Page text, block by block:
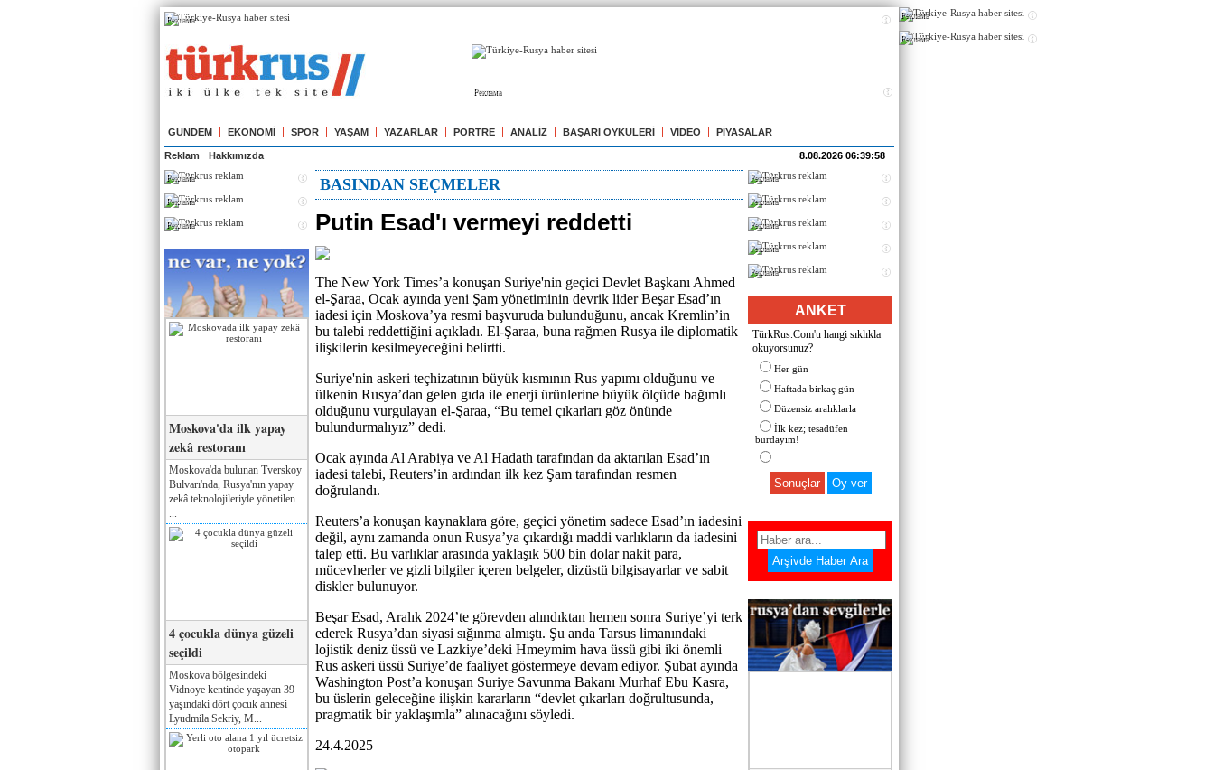
Реклама
Реклама
GÜNDEM EKONOMİ SPOR YAŞAM YAZARLAR PORTRE ANALİZ BAŞARI ÖYKÜLERİ VİDEO PİYASALAR
Reklam Hakkımızda 8.08.2026 06:39:58
Реклама
Реклама
Реклама
Moskova'da ilk yapay
zekâ restoranı
Moskova'da bulunan Tverskoy
Bulvarı'nda, Rusya'nın yapay
zekâ teknolojileriyle yönetilen
4 çocukla dünya güzeli
seçildi
Moskova bölgesindeki
Vidnoye kentinde yaşayan 39
yaşındaki dört çocuk annesi
Lyudmila Sekriy, M...
BASINDAN SEÇMELER
Putin Esad'ı vermeyi reddetti
The New York Times’a konuşan Suriye'nin geçici Devlet Başkanı Ahmed
el-Şaraa, Ocak ayında yeni Şam yönetiminin devrik lider Beşar Esad’ın
iadesi için Moskova’ya resmi başvuruda bulunduğunu, ancak Kremlin’in
bu talebi reddettiğini açıkladı. El-Şaraa, buna rağmen Rusya ile diplomatik
ilişkilerin kesilmeyeceğini belirtti.
Suriye'nin askeri teçhizatının büyük kısmının Rus yapımı olduğunu ve
ülkenin Rusya’dan gelen gıda ile enerji ürünlerine büyük ölçüde bağımlı
olduğunu vurgulayan el-Şaraa, “Bu temel çıkarları göz önünde
bulundurmalıyız” dedi.
Ocak ayında Al Arabiya ve Al Hadath tarafından da aktarılan Esad’ın
iadesi talebi, Reuters’in ardından ilk kez Şam tarafından resmen
doğrulandı.
Reuters’a konuşan kaynaklara göre, geçici yönetim sadece Esad’ın iadesini
değil, aynı zamanda onun Rusya’ya çıkardığı maddi varlıkların da iadesini
talep etti. Bu varlıklar arasında yaklaşık 500 bin dolar nakit para,
mücevherler ve gizli bilgiler içeren belgeler, dizüstü bilgisayarlar ve sabit
diskler bulunuyor.
Beşar Esad, Aralık 2024’te görevden alındıktan hemen sonra Suriye’yi terk
ederek Rusya’dan siyasi sığınma almıştı. Şu anda Tarsus limanındaki
lojistik deniz üssü ve Lazkiye’deki Hmeymim hava üssü gibi iki önemli
Rus askeri üssü Suriye’de faaliyet göstermeye devam ediyor. Şubat ayında
Washington Post’a konuşan Suriye Savunma Bakanı Murhaf Ebu Kasra,
bu üslerin geleceğine ilişkin kararların “devlet çıkarları doğrultusunda,
pragmatik bir yaklaşımla” alınacağını söyledi.
24.4.2025
Реклама
Реклама
Реклама
Реклама
Реклама
ANKET
TürkRus.Com'u hangi sıklıkla
okuyorsunuz?
Her gün
Haftada birkaç gün
Düzensiz aralıklarla
İlk kez; tesadüfen
burdayım!
Sonuçlar
Реклама
Реклама